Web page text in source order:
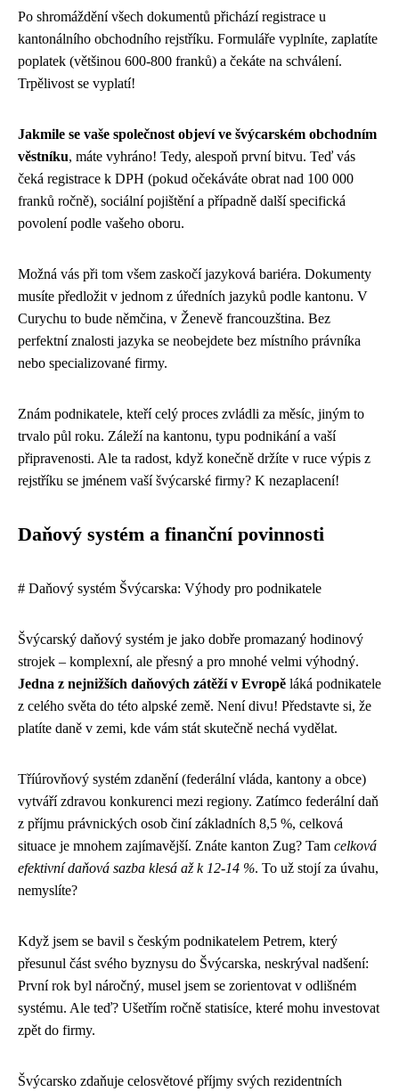
Po shromáždění všech dokumentů přichází registrace u
kantonálního obchodního rejstříku. Formuláře vyplníte, zaplatíte
poplatek (většinou 600-800 franků) a čekáte na schválení.
Trpělivost se vyplatí!
Jakmile se vaše společnost objeví ve švýcarském obchodním
věstníku, máte vyhráno! Tedy, alespoň první bitvu. Teď vás
čeká registrace k DPH (pokud očekáváte obrat nad 100 000
franků ročně), sociální pojištění a případně další specifická
povolení podle vašeho oboru.
Možná vás při tom všem zaskočí jazyková bariéra. Dokumenty
musíte předložit v jednom z úředních jazyků podle kantonu. V
Curychu to bude němčina, v Ženevě francouzština. Bez
perfektní znalosti jazyka se neobejdete bez místního právníka
nebo specializované firmy.
Znám podnikatele, kteří celý proces zvládli za měsíc, jiným to
trvalo půl roku. Záleží na kantonu, typu podnikání a vaší
připravenosti. Ale ta radost, když konečně držíte v ruce výpis z
rejstříku se jménem vaší švýcarské firmy? K nezaplacení!
Daňový systém a finanční povinnosti
# Daňový systém Švýcarska: Výhody pro podnikatele
Švýcarský daňový systém je jako dobře promazaný hodinový
strojek – komplexní, ale přesný a pro mnohé velmi výhodný.
Jedna z nejnižších daňových zátěží v Evropě láká podnikatele
z celého světa do této alpské země. Není divu! Představte si, že
platíte daně v zemi, kde vám stát skutečně nechá vydělat.
Tříúrovňový systém zdanění (federální vláda, kantony a obce)
vytváří zdravou konkurenci mezi regiony. Zatímco federální daň
z příjmu právnických osob činí základních 8,5 %, celková
situace je mnohem zajímavější. Znáte kanton Zug? Tam celková
efektivní daňová sazba klesá až k 12-14 %. To už stojí za úvahu,
nemyslíte?
Když jsem se bavil s českým podnikatelem Petrem, který
přesunul část svého byznysu do Švýcarska, neskrýval nadšení:
První rok byl náročný, musel jsem se zorientovat v odlišném
systému. Ale teď? Ušetřím ročně statisíce, které mohu investovat
zpět do firmy.
Švýcarsko zdaňuje celosvětové příjmy svých rezidentních